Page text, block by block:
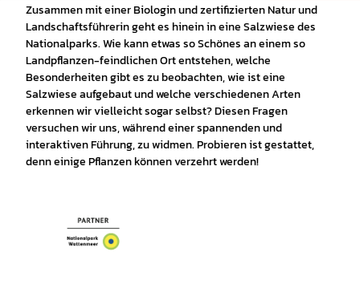
Zusammen mit einer Biologin und zertifizierten Natur und
Landschaftsführerin geht es hinein in eine Salzwiese des
Nationalparks. Wie kann etwas so Schönes an einem so
Landpflanzen-feindlichen Ort entstehen, welche
Besonderheiten gibt es zu beobachten, wie ist eine
Salzwiese aufgebaut und welche verschiedenen Arten
erkennen wir vielleicht sogar selbst? Diesen Fragen
versuchen wir uns, während einer spannenden und
interaktiven Führung, zu widmen. Probieren ist gestattet,
denn einige Pflanzen können verzehrt werden!